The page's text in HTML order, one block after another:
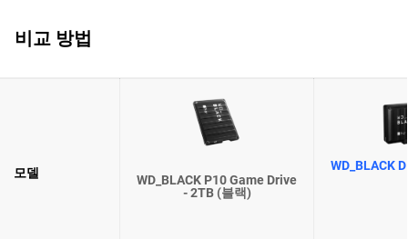
비교 방법
모델
WD_BLACK P10 Game Drive
- 2TB (블랙)
WD_BLACK